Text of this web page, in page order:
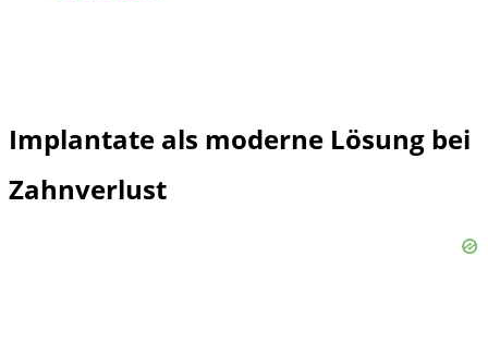
Implantate als moderne Lösung bei
Zahnverlust